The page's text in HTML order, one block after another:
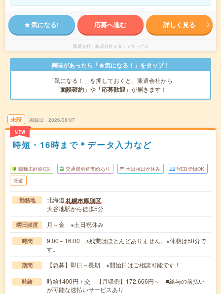
気になる! 応募へ進む 詳しく見る
派遣会社 株式会社スタッフサービス
興味があったら「★気になる！」をタップ！
「気になる！」を押しておくと、派遣会社から
「面談確約」 や 「応募歓迎」 が届きます！
未読
NEW
掲載日 2026/08/07
時短・16時まで＊データ入力など
職種未経験OK 交通費別途支給あり 土日祝日が休み WEB登録OK
派遣
勤務地 北海道札幌市厚別区
大谷地駅から徒歩5分
曜日頻度 月～金 ※土日祝休み
時間
9:00～16:00 ※残業はほとんどありません。※休憩は50分で
す。
期間 【急募】即日～長期 ※開始日はご相談可能です！
時給
時給1400円＋交 【月収例】172,666円～ ■給与の前払い
が可能な速払いサービスあり